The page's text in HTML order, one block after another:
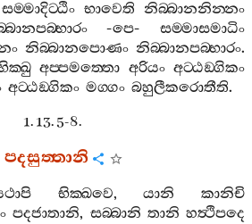
සම‍්මාදිට‍්ඨිං භාවෙති නිබ‍්බානනින‍්නං
-පෙ-සම‍්මාසමාධිං
නිබ‍්බානපොණං නිබ‍්බානපබ‍්භාරං.
අප‍්පමත‍්තො අරියං අට‍්ඨඞ‍්ගිකං
අට‍්ඨඞ‍්ගිකං මග‍්ගං බහුලීකරොතීති.
1. 13. 5-8.
පදසුත‍්තානි
භික‍්ඛවෙ,යානි
කානිචි
පදජාතානි, සබ‍්බානි තානි හත්‍ථිපදෙ